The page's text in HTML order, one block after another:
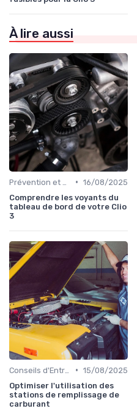
À lire aussi
• 16/08/2025
Comprendre les voyants du
tableau de bord de votre Clio
3
• 15/08/2025
Optimiser l'utilisation des
stations de remplissage de
carburant